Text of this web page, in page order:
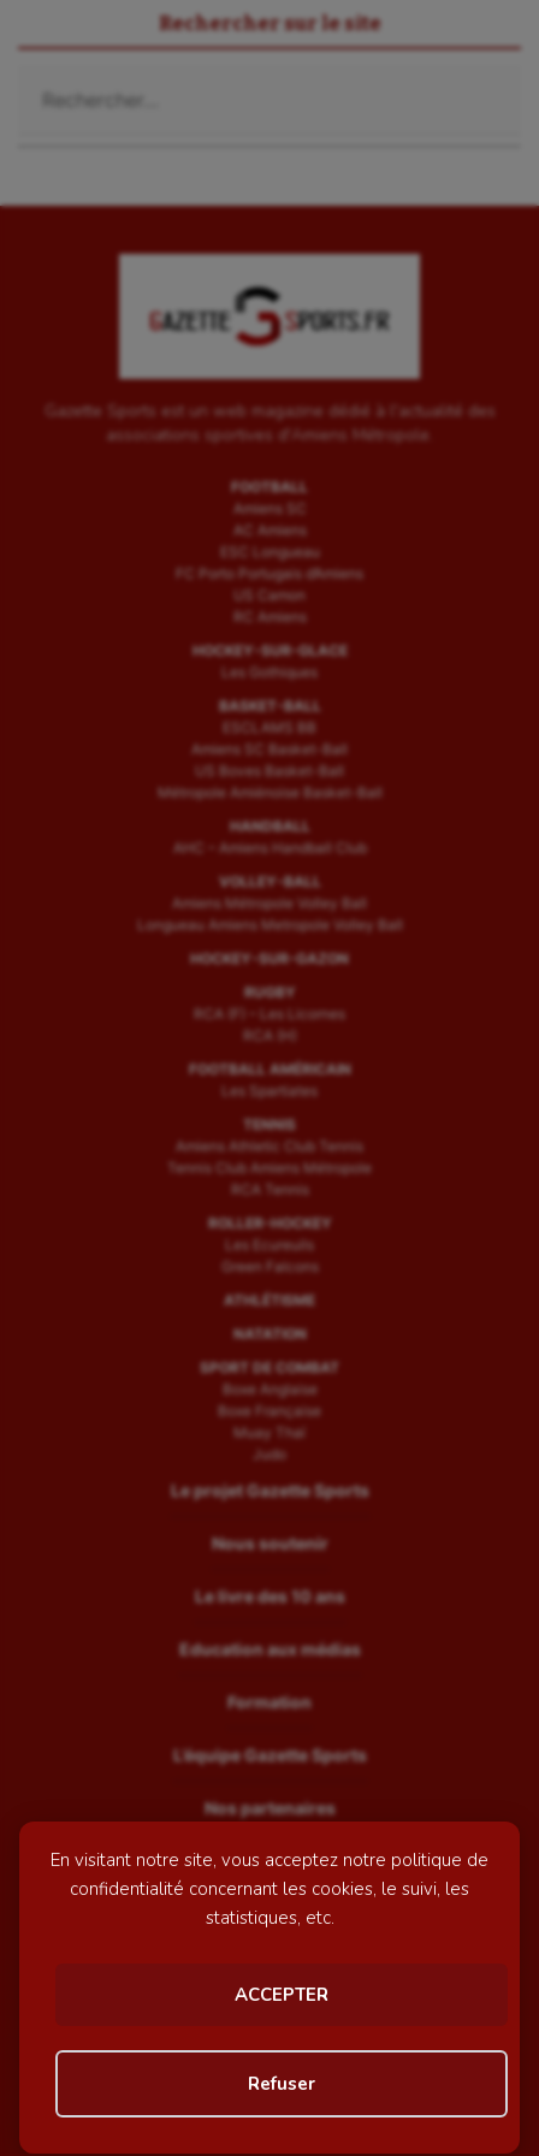
En visitant notre site, vous acceptez notre politique de
confidentialité concernant les cookies, le suivi, les
statistiques, etc.
ACCEPTER
Refuser
Rechercher sur le site
Gazette Sports est un web magazine dédié à l'actualité des
associations sportives d'Amiens Métropole.
FOOTBALL
Amiens SC
AC Amiens
ESC Longueau
FC Porto Portugais d’Amiens
US Camon
RC Amiens
HOCKEY-SUR-GLACE
Les Gothiques
BASKET-BALL
ESCLAMS BB
Amiens SC Basket-Ball
US Boves Basket-Ball
Métropole Amiénoise Basket-Ball
HANDBALL
AHC – Amiens Handball Club
VOLLEY-BALL
Amiens Métropole Volley Ball
Longueau Amiens Metropole Volley Ball
HOCKEY-SUR-GAZON
RUGBY
RCA (F) – Les Licornes
RCA (H)
FOOTBALL AMÉRICAIN
Les Spartiates
TENNIS
Amiens Athletic Club Tennis
Tennis Club Amiens Métropole
RCA Tennis
ROLLER-HOCKEY
Les Ecureuils
Green Falcons
ATHLÉTISME
NATATION
SPORT DE COMBAT
Boxe Anglaise
Boxe Française
Muay Thaï
Judo
Le projet Gazette Sports
Nous soutenir
Le livre des 10 ans
Education aux médias
Formation
L’équipe Gazette Sports
Nos partenaires
Recrutement
Mentions légales
© GazetteSports - 2026 | Site internet réalisé par
Awelty